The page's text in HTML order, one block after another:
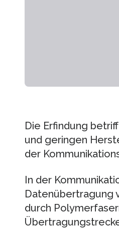
Die Erfindung
und geringen
der
In der
Datenübertragung
durch